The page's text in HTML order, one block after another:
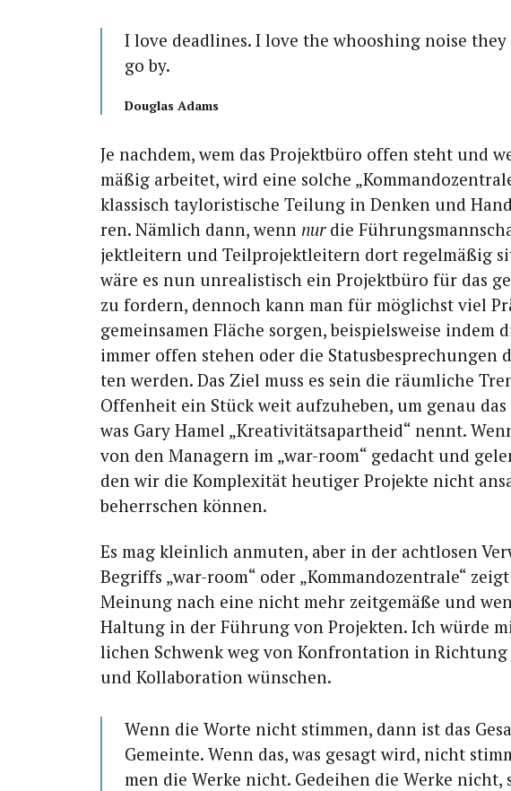
I love dead­lines. I love the whoo­shing noi­se they
go by.
Dou­glas Adams
Je nach­dem, wem das Pro­jekt­bü­ro offen steht und
mä­ßig arbei­tet, wird eine sol­che
klas­sisch tay­lo­ris­ti­sche Tei­lung in Den­ken und
ren. Näm­lich dann, wenn nurdie
jekt­lei­tern und Teil­pro­jekt­lei­tern dort regel­mä­ßig
wäre es nun unrea­lis­tisch ein Pro­jekt­bü­ro für das
zu for­dern, den­noch kann man für mög­lichst viel
gemein­sa­men Flä­che sor­gen, bei­spiels­wei­se indem
immer offen ste­hen oder die Sta­tus­be­spre­chun­gen
ten wer­den. Das Ziel muss es sein die räum­li­che
Offen­heit ein Stück weit auf­zu­he­ben, um genau
was Gary Hamel „Krea­ti­vi­täts­apart­heid“ nennt.
von den Mana­gern im „war-room“ gedacht und
den wir die Kom­ple­xi­tät heu­ti­ger Pro­jek­te nicht
beherr­schen können.
Es mag klein­lich anmu­ten, aber in der acht­lo­sen
Begriffs „war-room“ oder „Kom­man­do­zen­tra­le“
Mei­nung nach eine nicht mehr zeit­ge­mä­ße und
Hal­tung in der Füh­rung von Pro­jek­ten. Ich wür­de
li­chen Schwenk weg von Kon­fron­ta­ti­on in Rich­tung
und Kol­la­bo­ra­ti­on wünschen.
Wenn die Wor­te nicht stim­men, dann ist das
Gemein­te. Wenn das, was gesagt wird, nicht
men die Wer­ke nicht. Gedei­hen die Wer­ke nicht,